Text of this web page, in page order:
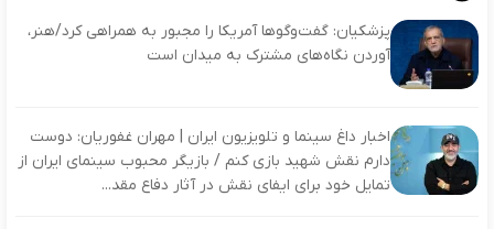
پزشکیان: گفت‌وگوها آمریکا را مجبور به همراهی کرد/هنر،
آوردن نگاه‌های مشترک به میدان است
اخبار داغ سینما و تلویزیون ایران | مهران غفوریان: دوست
دارم نقش شهید بازی کنم / بازیگر محبوب سینمای ایران از
تمایل خود برای ایفای نقش در آثار دفاع مقد...